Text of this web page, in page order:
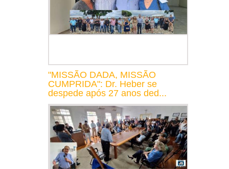
"MISSÃO DADA, MISSÃO
CUMPRIDA": Dr. Heber se
despede após 27 anos ded...